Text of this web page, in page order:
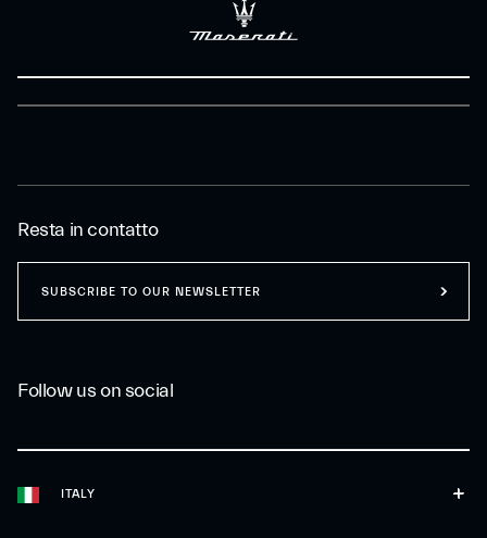
ITALY
Follow us on social
Resta in contatto
SUBSCRIBE TO OUR NEWSLETTER